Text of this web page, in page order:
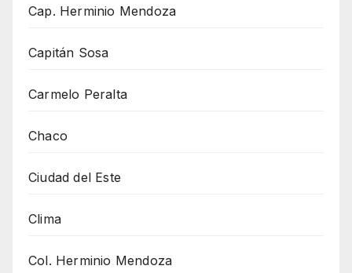
Cap. Herminio Mendoza
Capitán Sosa
Carmelo Peralta
Chaco
Ciudad del Este
Clima
Col. Herminio Mendoza